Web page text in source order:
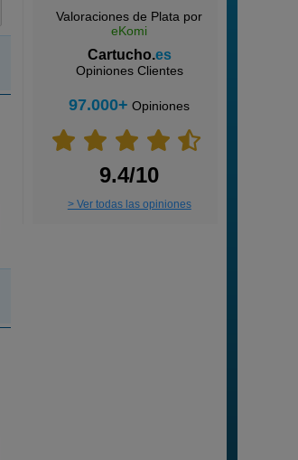
Valoraciones de Plata por
eKomi
Cartucho.es
Opiniones Clientes
97.000+ Opiniones
9.4/10
> Ver todas las opiniones